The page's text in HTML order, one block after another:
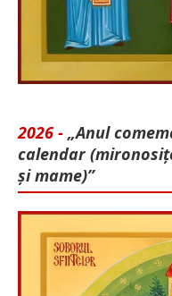
2026 - „Anul
calendar
și mame)”